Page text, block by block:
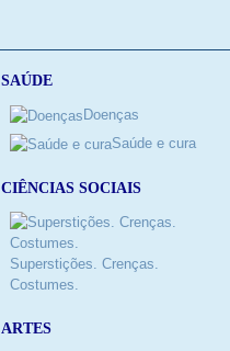
SAÚDE
Doenças
Saúde e cura
CIÊNCIAS SOCIAIS
Superstições. Crenças.
Costumes.
ARTES